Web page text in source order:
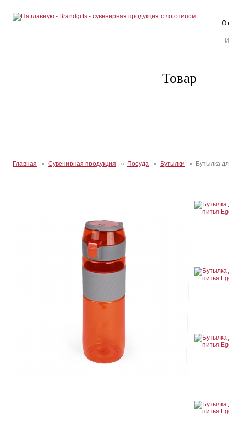
О
Товар
Главная » Сувенирная продукция » Посуда » Бутылки » Бутылка